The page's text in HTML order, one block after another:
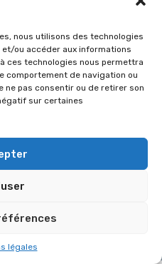
nous utilisons des technologies
ou accéder aux informations
ces technologies nous permettra
comportement de navigation ou
ne pas consentir ou de retirer son
sur certaines
légales
LÉGALES